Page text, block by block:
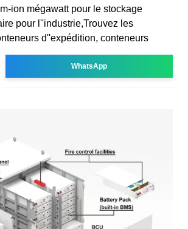
ion mégawatt pour le stockage
pour l''industrie,Trouvez les
d''expédition, conteneurs
WhatsApp